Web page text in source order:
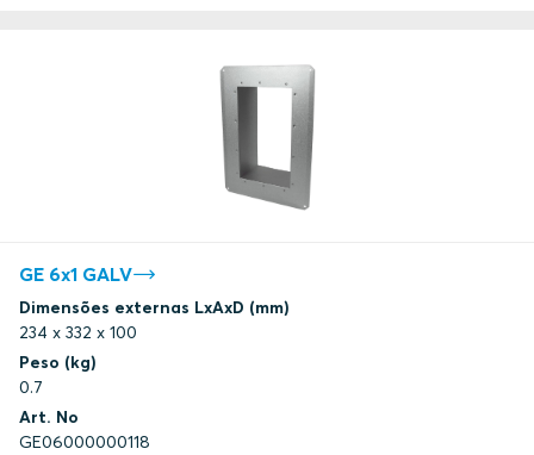
GE 6x1 GALV
Dimensões externas LxAxD (mm)
234 x 332 x 100
Peso (kg)
0.7
Art. No
GE06000000118